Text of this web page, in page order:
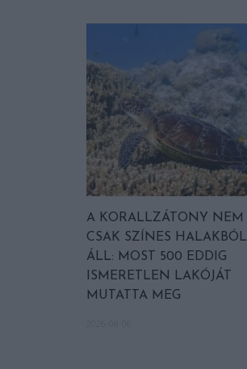
A KORALLZÁTONY NEM
CSAK SZÍNES HALAKBÓL
ÁLL: MOST 500 EDDIG
ISMERETLEN LAKÓJÁT
MUTATTA MEG